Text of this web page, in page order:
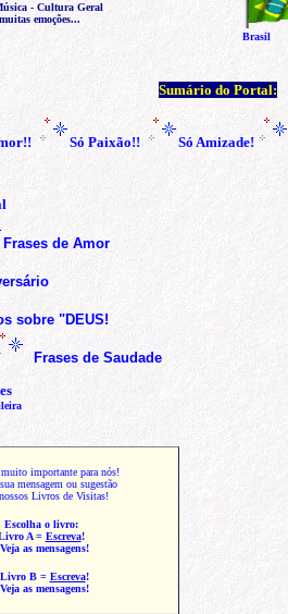
- Cultura Geral
emoções...
Brasil
Sumário do Portal:
Só Paixão!! Só Amizade!
Frases de Amor
sobre "DEUS!
Frases de Saudade
muito importante para nós!
mensagem ou sugestão
Livros de Visitas!
Escolha o livro:
A= Escreva!
Veja as mensagens!
Livro B= Escreva!
Veja as mensagens!